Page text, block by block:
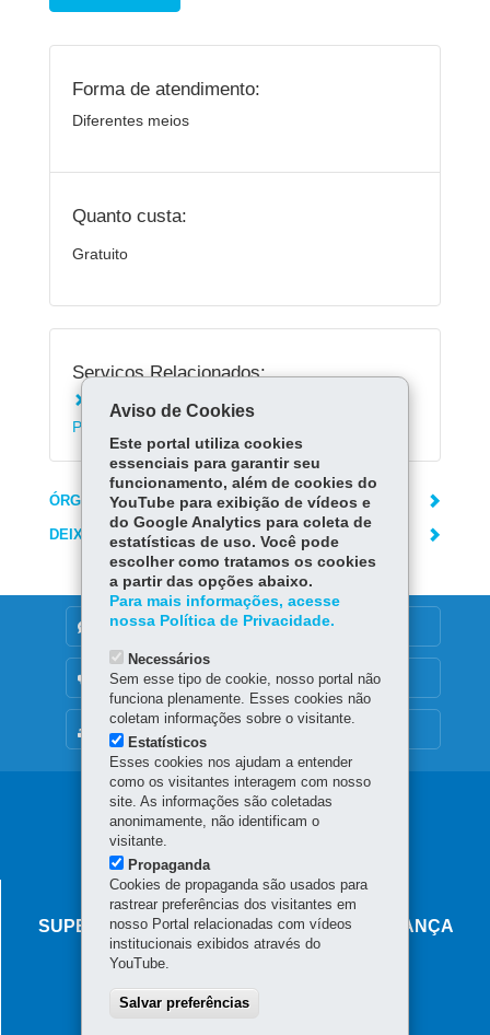
Forma de atendimento:
Diferentes meios
Quanto custa:
Gratuito
Serviços Relacionados:
Instalar o aplicativo Escola Paraná - Alunos e
Pais
ÓRGÃO RESPONSÁVEL
DEIXE SUA OPINIÃO
DENUNCIE CORRUPÇÃO
OUVIDORIA
Navegação
principal
AGÊNCIA DO MIGRANTE
SUPERINTENDÊNCIA-GERAL DE GOVERNANÇA
MIGRATÓRIA
80060-010-Curitiba
Aviso de Cookies
Este portal utiliza cookies
essenciais para garantir seu
funcionamento, além de cookies do
YouTube para exibição de vídeos e
do Google Analytics para coleta de
estatísticas de uso. Você pode
escolher como tratamos os cookies
a partir das opções abaixo.
Para mais informações, acesse
nossa Política de Privacidade.
Necessários
Sem esse tipo de cookie, nosso portal não
funciona plenamente. Esses cookies não
coletam informações sobre o visitante.
Estatísticos
Esses cookies nos ajudam a entender
como os visitantes interagem com nosso
site. As informações são coletadas
anonimamente, não identificam o
visitante.
Propaganda
Cookies de propaganda são usados para
rastrear preferências dos visitantes em
nosso Portal relacionadas com vídeos
institucionais exibidos através do
YouTube.
Salvar preferências